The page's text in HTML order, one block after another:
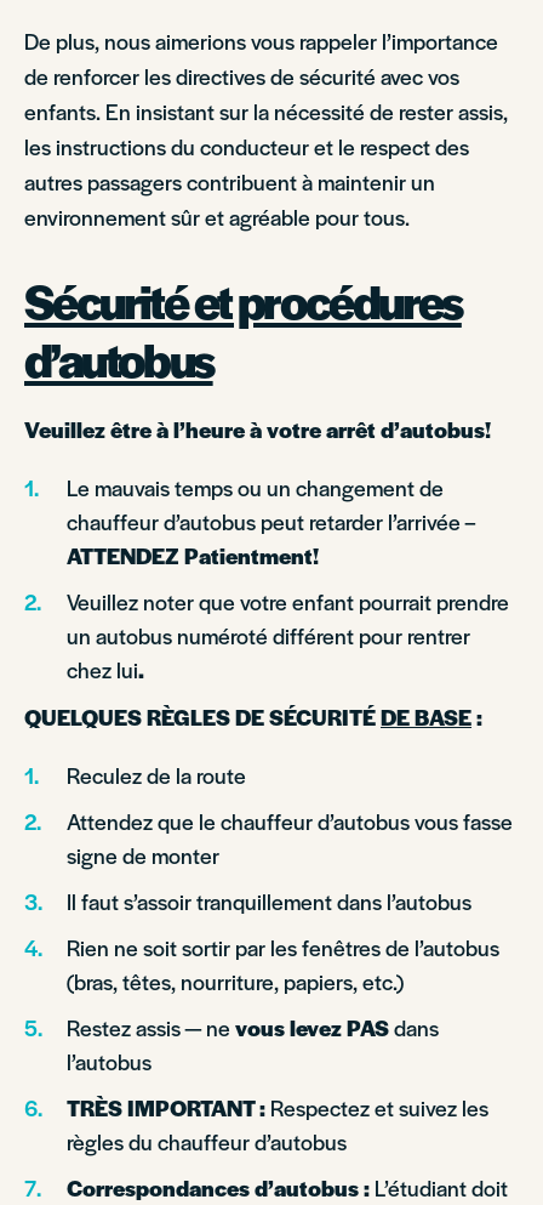
De plus, nous aimerions vous rappeler l’importance
de renforcer les directives de sécurité avec vos
enfants. En insistant sur la nécessité de rester assis,
les instructions du conducteur et le respect des
autres passagers contribuent à maintenir un
environnement sûr et agréable pour tous.
Sécurité et procédures
d’autobus
Veuillez être à l’heure à votre arrêt d’autobus!
Le mauvais temps ou un changement de
chauffeur d’autobus peut retarder l’arrivée –
ATTENDEZ Patientment!
Veuillez noter que votre enfant pourrait prendre
un autobus numéroté différent pour rentrer
chez lui.
QUELQUES RÈGLES DE SÉCURITÉDE BASE:
Reculez de la route
Attendez que le chauffeur d’autobus vous fasse
signe de monter
Il faut s’assoir tranquillement dans l’autobus
Rien ne soit sortir par les fenêtres de l’autobus
(bras, têtes, nourriture, papiers, etc.)
Restez assis — ne vous levez PASdans
l’autobus
TRÈS IMPORTANT : Respectez et suivez les
règles du chauffeur d’autobus
Correspondances d’autobus : L’étudiant doit